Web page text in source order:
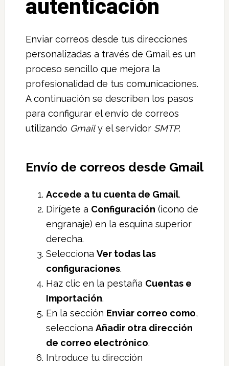
autenticación
Enviar correos desde tus direcciones
personalizadas a través de Gmail es un
proceso sencillo que mejora la
profesionalidad de tus comunicaciones.
A continuación se describen los pasos
para configurar el envío de correos
utilizando Gmaily el servidor SMTP.
Envío de correos desde Gmail
Accede a tu cuenta de Gmail.
Dirígete a Configuración (icono de
engranaje) en la esquina superior
derecha.
Selecciona Ver todas las
configuraciones.
Haz clic en la pestaña Cuentas e
Importación.
En la sección Enviar correo como,
selecciona Añadir otra dirección
de correo electrónico.
Introduce tu dirección